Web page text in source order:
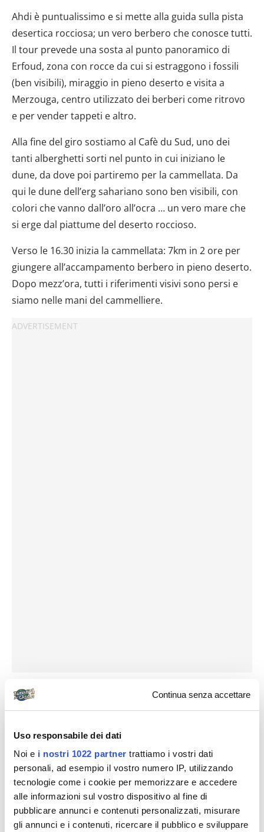
Continua senza accettare
Uso responsabile dei dati
Noi e i nostri 1022 partner trattiamo i vostri dati
personali, ad esempio il vostro numero IP, utilizzando
tecnologie come i cookie per memorizzare e accedere
alle informazioni sul vostro dispositivo al fine di
pubblicare annunci e contenuti personalizzati, misurare
gli annunci e i contenuti, ricercare il pubblico e sviluppare
Ahdi è puntualissimo e si mette alla guida sulla pista
desertica rocciosa; un vero berbero che conosce tutti.
Il tour prevede una sosta al punto panoramico di
Erfoud, zona con rocce da cui si estraggono i fossili
(ben visibili), miraggio in pieno deserto e visita a
Merzouga, centro utilizzato dei berberi come ritrovo
e per vender tappeti e altro.
Alla fine del giro sostiamo al Cafè du Sud, uno dei
tanti alberghetti sorti nel punto in cui iniziano le
dune, da dove poi partiremo per la cammellata. Da
qui le dune dell’erg sahariano sono ben visibili, con
colori che vanno dall’oro all’ocra … un vero mare che
si erge dal piattume del deserto roccioso.
Verso le 16.30 inizia la cammellata: 7km in 2 ore per
giungere all’accampamento berbero in pieno deserto.
Dopo mezz’ora, tutti i riferimenti visivi sono persi e
siamo nelle mani del cammelliere.
Il campo si trova ai piedi della Grand dune, la gran
una tenda ristorante e varie tende per dormire, un
vero hotel a 30.000 stelle. Purtroppo (data la
stagione) siamo gli unici clienti, di notte fa un freddo
becco e non ci accendono neanche il falò (costa
troppo solo per 2 turisti); comunque lo spettacolo del
tramonto, della stellata e soprattutto dell’alba nel